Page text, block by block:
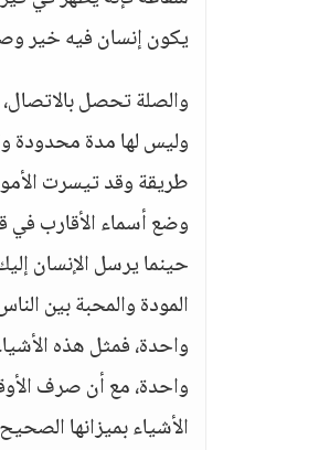
يكون إنسان فيه خير
والصلة تحصل
وليس لها مدة محدودة
طريقة وقد تيسرت
وضع أسماء الأقارب في
حينما يرسل الإنسان
المودة والمحبة بين
واحدة، فمثل هذه
واحدة، مع أن صرف
الأشياء بميزانها